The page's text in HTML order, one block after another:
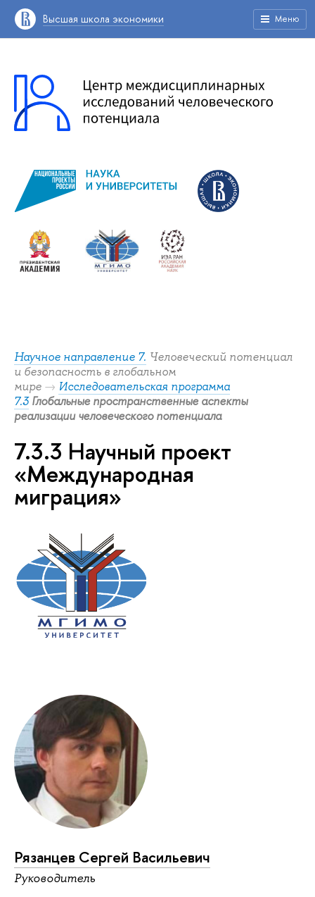
Высшая школа экономики Меню
Научное направление 7. Человеческий потенциал
и безопасность в глобальном
мире → Исследовательская программа
7.3 Глобальные пространственные аспекты
реализации человеческого потенциала
7.3.3 Научный проект
«Международная
миграция»
Рязанцев Сергей Васильевич
Руководитель